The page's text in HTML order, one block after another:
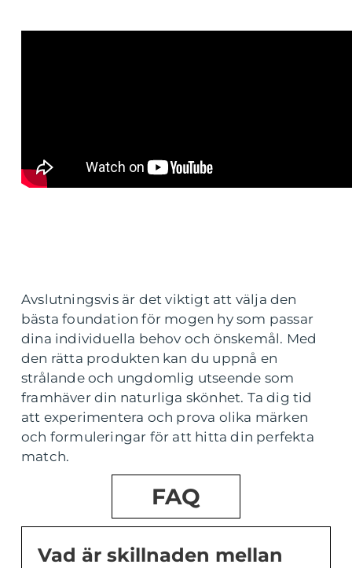
Avslutningsvis är det viktigt att välja den
bästa foundation för mogen hy som passar
dina individuella behov och önskemål. Med
den rätta produkten kan du uppnå en
strålande och ungdomlig utseende som
framhäver din naturliga skönhet. Ta dig tid
att experimentera och prova olika märken
och formuleringar för att hitta din perfekta
match.
FAQ
Vad är skillnaden mellan